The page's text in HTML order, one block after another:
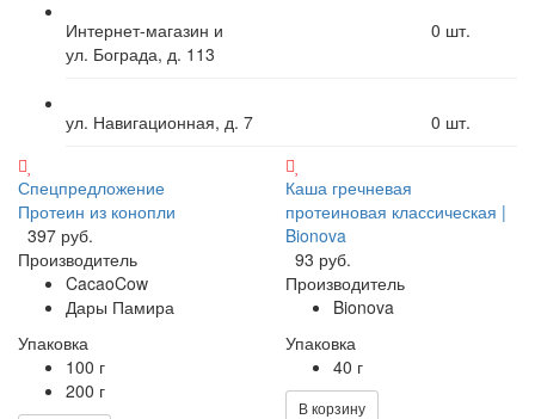
Интернет-магазин и
ул. Бограда, д. 113
0 шт.
ул. Навигационная, д. 7 0 шт.
Спецпредложение
Протеин из конопли
397 руб.
Производитель
CacaoCow
Дары Памира
Упаковка
100 г
200 г
Каша гречневая
протеиновая классическая |
Bionova
93 руб.
Производитель
Bionova
Упаковка
40 г
В корзину